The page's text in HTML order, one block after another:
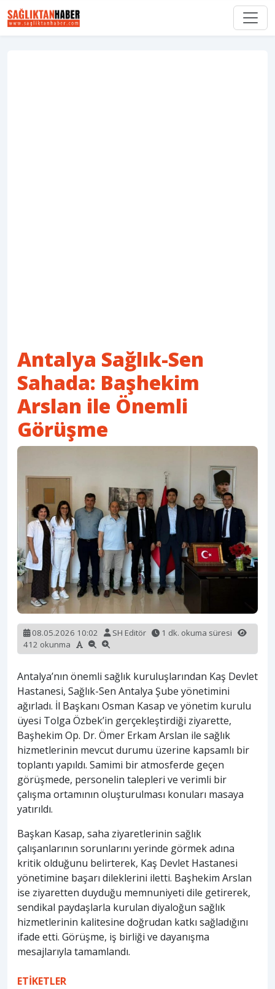
Antalya Sağlık-Sen
Sahada: Başhekim
Arslan ile Önemli
Görüşme
08.05.2026 10:02 SH Editör
1 dk. okuma süresi
412 okunma
Antalya’nın önemli sağlık kuruluşlarından Kaş Devlet
Hastanesi, Sağlık-Sen Antalya Şube yönetimini
ağırladı. İl Başkanı Osman Kasap ve yönetim kurulu
üyesi Tolga Özbek’in gerçekleştirdiği ziyarette,
Başhekim Op. Dr. Ömer Erkam Arslan ile sağlık
hizmetlerinin mevcut durumu üzerine kapsamlı bir
toplantı yapıldı. Samimi bir atmosferde geçen
görüşmede, personelin talepleri ve verimli bir
çalışma ortamının oluşturulması konuları masaya
yatırıldı.
Başkan Kasap, saha ziyaretlerinin sağlık
çalışanlarının sorunlarını yerinde görmek adına
kritik olduğunu belirterek, Kaş Devlet Hastanesi
yönetimine başarı dileklerini iletti. Başhekim Arslan
ise ziyaretten duyduğu memnuniyeti dile getirerek,
sendikal paydaşlarla kurulan diyaloğun sağlık
hizmetlerinin kalitesine doğrudan katkı sağladığını
ifade etti. Görüşme, iş birliği ve dayanışma
mesajlarıyla tamamlandı.
ETİKETLER